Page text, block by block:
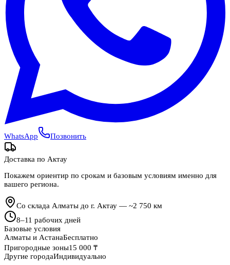
WhatsApp Позвонить
Доставка по Актау
Покажем ориентир по срокам и базовым условиям именно для
вашего региона.
Со склада Алматы до г. Актау — ~2 750 км
8–11 рабочих дней
Базовые условия
Алматы и АстанаБесплатно
Пригородные зоны15 000 ₸
Другие городаИндивидуально